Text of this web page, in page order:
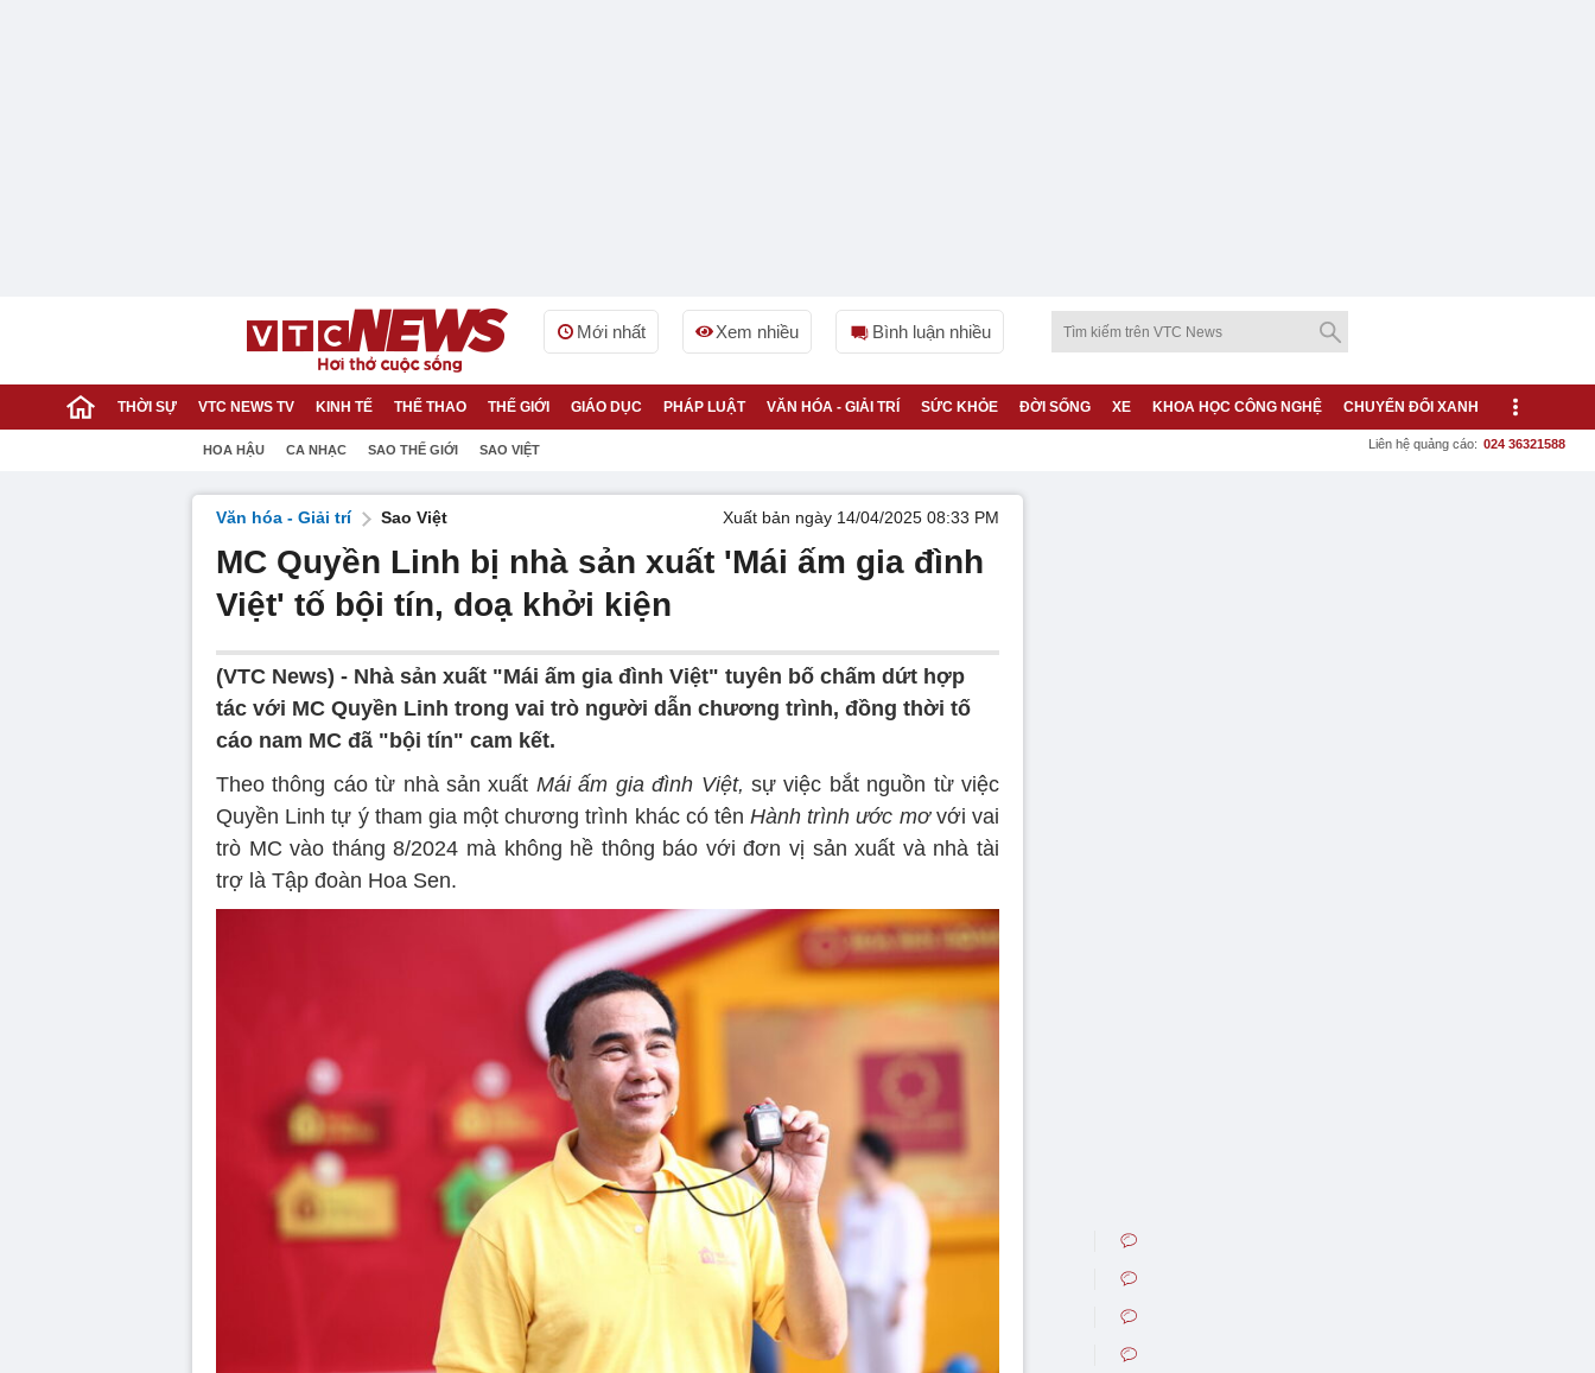
Mới nhất Xem nhiều Bình luận nhiều
THỜI SỰ VTC NEWS TV KINH TẾ THỂ THAO THẾ GIỚI GIÁO DỤC PHÁP LUẬT VĂN HÓA - GIẢI TRÍ SỨC KHỎE ĐỜI SỐNG XE KHOA HỌC CÔNG NGHỆ CHUYỂN ĐỔI XANH
HOA HẬU CA NHẠC SAO THẾ GIỚI SAO VIỆT Liên hệ quảng cáo: 024 36321588
Văn hóa - Giải trí Sao Việt Xuất bản ngày 14/04/2025 08:33 PM
MC Quyền Linh bị nhà sản xuất 'Mái ấm gia đình
Việt' tố bội tín, doạ khởi kiện
(VTC News) - Nhà sản xuất "Mái ấm gia đình Việt" tuyên bố chấm dứt hợp
tác với MC Quyền Linh trong vai trò người dẫn chương trình, đồng thời tố
cáo nam MC đã "bội tín" cam kết.
Theo thông cáo từ nhà sản xuất Mái ấm gia đình Việt, sự việc bắt nguồn từ việc
Quyền Linh tự ý tham gia một chương trình khác có tênHành trình ước mơvới vai
trò MC vào tháng 8/2024 mà không hề thông báo với đơn vị sản xuất và nhà tài
trợ là Tập đoàn Hoa Sen.